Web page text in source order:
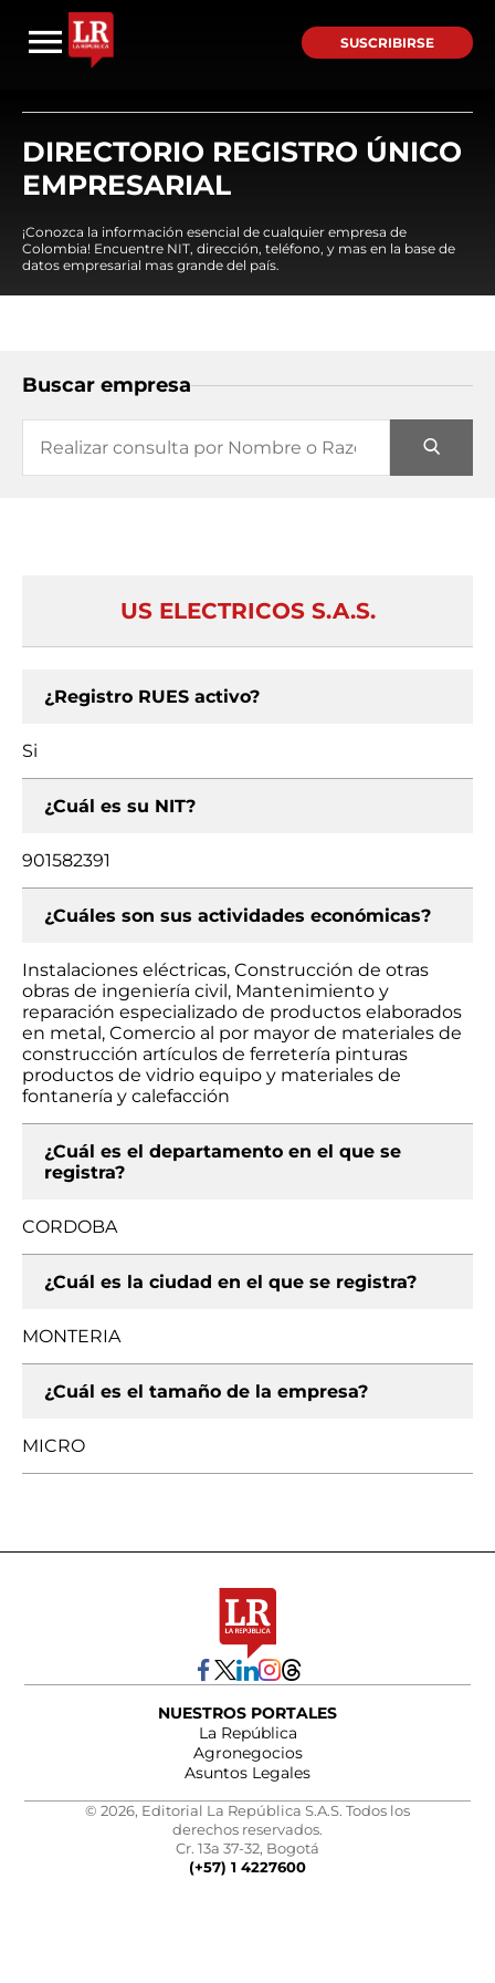
SUSCRIBIRSE
DIRECTORIO REGISTRO ÚNICO
EMPRESARIAL
¡Conozca la información esencial de cualquier empresa de
Colombia! Encuentre NIT, dirección, teléfono, y mas en la base de
datos empresarial mas grande del país.
Buscar empresa
US ELECTRICOS S.A.S.
¿Registro RUES activo?
Si
¿Cuál es su NIT?
901582391
¿Cuáles son sus actividades económicas?
Instalaciones eléctricas, Construcción de otras
obras de ingeniería civil, Mantenimiento y
reparación especializado de productos elaborados
en metal, Comercio al por mayor de materiales de
construcción artículos de ferretería pinturas
productos de vidrio equipo y materiales de
fontanería y calefacción
¿Cuál es el departamento en el que se
registra?
CORDOBA
¿Cuál es la ciudad en el que se registra?
MONTERIA
¿Cuál es el tamaño de la empresa?
MICRO
NUESTROS PORTALES
La República
Agronegocios
Asuntos Legales
© 2026, Editorial La República S.A.S. Todos los
derechos reservados.
Cr. 13a 37-32, Bogotá
(+57) 1 4227600